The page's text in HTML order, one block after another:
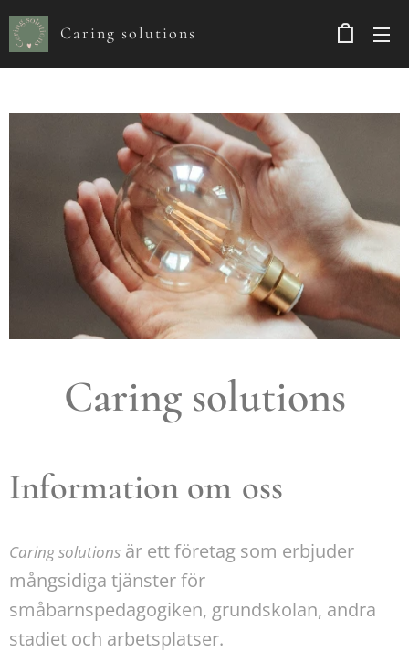
Caring solutions
Caring solutions
Information om oss
Caring solutions är ett företag som erbjuder
mångsidiga tjänster för
småbarnspedagogiken, grundskolan, andra
stadiet och arbetsplatser.